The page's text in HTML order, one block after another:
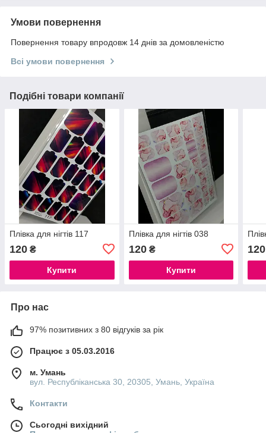
Умови повернення
Повернення товару впродовж 14 днів за домовленістю
Всі умови повернення
Подібні товари компанії
Плівка для нігтів 117
120 ₴
Купити
Плівка для нігтів 038
120₴
Купити
120
Про нас
97% позитивних з 80 відгуків за рік
Працює з 05.03.2016
м. Умань
вул. Республіканська 30, 20305, Умань, Україна
Контакти
Сьогодні вихідний